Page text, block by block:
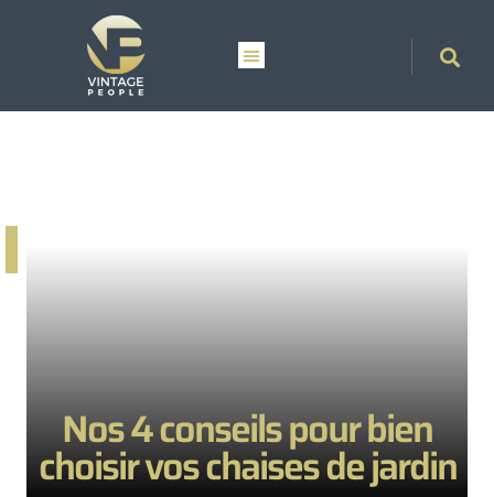
Nos 4 conseils pour bien
choisir vos chaises de jardin